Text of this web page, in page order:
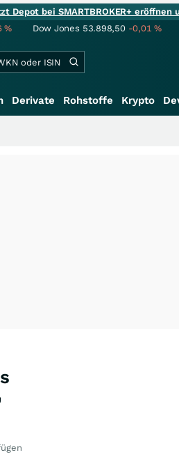
Depot bei SMARTBROKER+ eröffnen
% Dow Jones 53.898,50 -0,01%
Derivate Rohstoffe Krypto